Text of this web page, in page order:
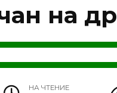
на
НА ЧТЕНИЕ